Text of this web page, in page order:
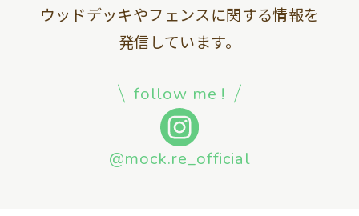
ウッドデッキやフェンスに関する情報を
発信しています。
follow me !
@mock.re_official